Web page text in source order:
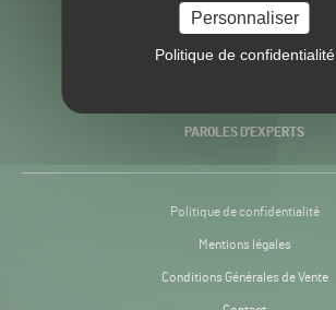
Personnaliser
Politique de confidentialité
PRATIQUES
PAROLES D’EXPERTS
Politique de confidentialité
Mentions légales
Conditions Générales de Vente